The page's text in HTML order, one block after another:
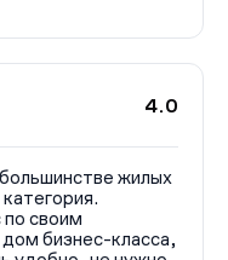
4.0
жилых
своим
бизнес-класса,